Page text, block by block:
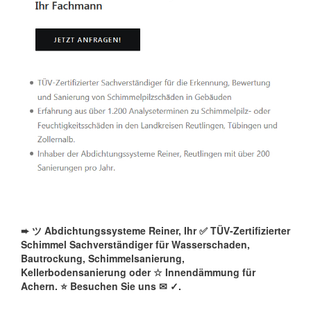
➨ ツ Abdichtungssysteme Reiner, Ihr ✅ TÜV-Zertifizierter
Schimmel Sachverständiger für Wasserschaden,
Bautrockung, Schimmelsanierung,
Kellerbodensanierung oder ☆ Innendämmung für
Achern. ⭐ Besuchen Sie uns ✉ ✓️.